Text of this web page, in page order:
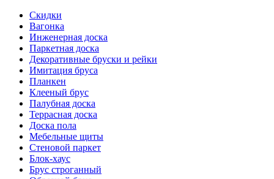
Скидки
Вагонка
Инженерная доска
Паркетная доска
Декоративные бруски и рейки
Имитация бруса
Планкен
Клееный брус
Палубная доска
Террасная доска
Доска пола
Мебельные щиты
Стеновой паркет
Блок-хаус
Брус строганный